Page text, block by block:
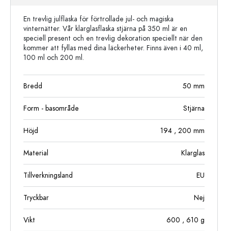
En trevlig julflaska för förtrollade jul- och magiska
vinternätter. Vår klarglasflaska stjärna på 350 ml är en
speciell present och en trevlig dekoration speciellt när den
kommer att fyllas med dina läckerheter. Finns även i 40 ml,
100 ml och 200 ml.
Bredd 50 mm
Form - basområde Stjärna
Höjd 194 , 200 mm
Material Klarglas
Tillverkningsland EU
Tryckbar Nej
Vikt 600 , 610 g